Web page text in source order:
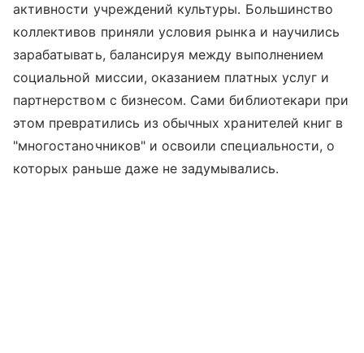
активности учреждений культуры. Большинство
коллективов приняли условия рынка и научились
зарабатывать, балансируя между выполнением
социальной миссии, оказанием платных услуг и
партнерством с бизнесом. Сами библиотекари при
этом превратились из обычных хранителей книг в
"многостаночников" и освоили специальности, о
которых раньше даже не задумывались.